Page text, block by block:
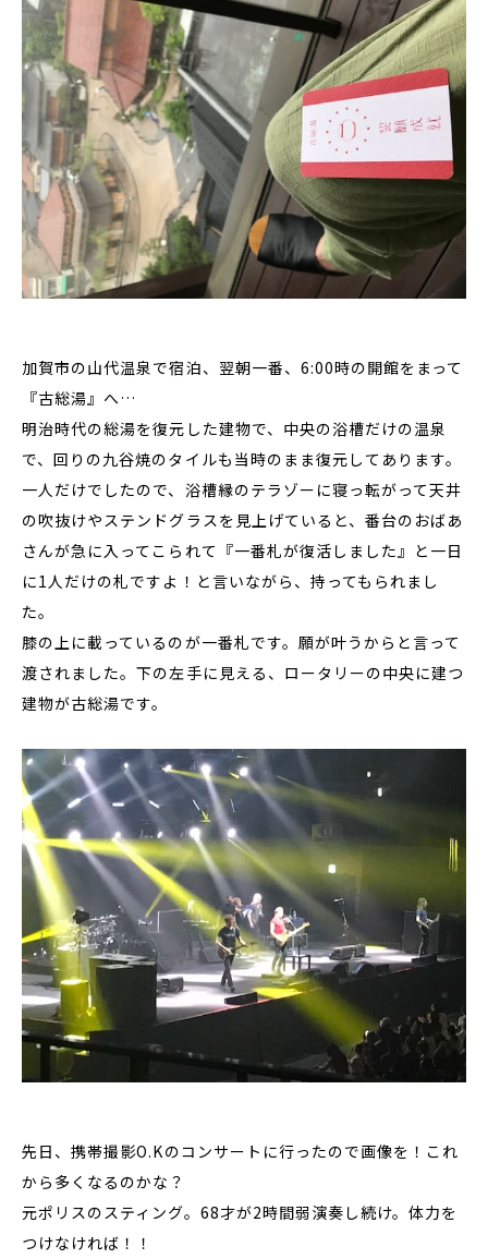
加賀市の山代温泉で宿泊、翌朝一番、6:00時の開館をまって
『古総湯』へ…
明治時代の総湯を復元した建物で、中央の浴槽だけの温泉
で、回りの九谷焼のタイルも当時のまま復元してあります。
一人だけでしたので、浴槽縁のテラゾーに寝っ転がって天井
の吹抜けやステンドグラスを見上げていると、番台のおばあ
さんが急に入ってこられて『一番札が復活しました』と一日
に1人だけの札ですよ！と言いながら、持ってもられまし
た。
膝の上に載っているのが一番札です。願が叶うからと言って
渡されました。下の左手に見える、ロータリーの中央に建つ
建物が古総湯です。
先日、携帯撮影O.Kのコンサートに行ったので画像を！これ
から多くなるのかな？
元ポリスのスティング。68才が2時間弱演奏し続け。体力を
つけなければ！！